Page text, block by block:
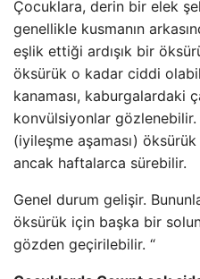
Çocuklara, derin bir elek
genellikle kusmanın
eşlik ettiği ardışık bir
öksürük o kadar ciddi
kanaması, kaburgalardaki
konvülsiyonlar
(iyileşme aşaması) öksürük
ancak haftalarca sürebilir.
Genel durum gelişir.
öksürük için başka bir
gözden geçirilebilir. “